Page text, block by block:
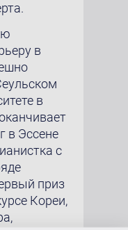
в
в
в Эссене
с
приз
Кореи,